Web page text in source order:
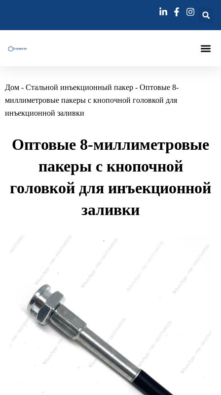
содержимому
Дом - Стальной инъекционный пакер - Оптовые 8-
миллиметровые пакеры с кнопочной головкой для
инъекционной заливки
Оптовые 8-миллиметровые
пакеры с кнопочной
головкой для инъекционной
заливки